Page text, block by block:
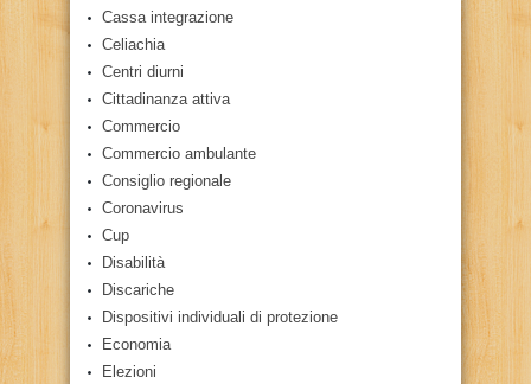
Cassa integrazione
Celiachia
Centri diurni
Cittadinanza attiva
Commercio
Commercio ambulante
Consiglio regionale
Coronavirus
Cup
Disabilità
Discariche
Dispositivi individuali di protezione
Economia
Elezioni